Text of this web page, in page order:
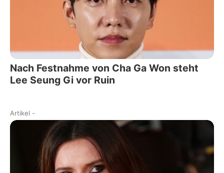
Nach Festnahme von Cha Ga Won steht
Lee Seung Gi vor Ruin
Artikel -